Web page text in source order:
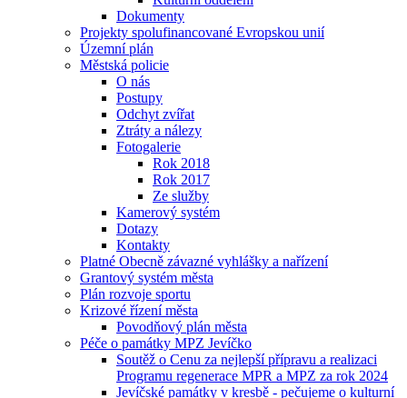
Dokumenty
Projekty spolufinancované Evropskou unií
Územní plán
Městská policie
O nás
Postupy
Odchyt zvířat
Ztráty a nálezy
Fotogalerie
Rok 2018
Rok 2017
Ze služby
Kamerový systém
Dotazy
Kontakty
Platné Obecně závazné vyhlášky a nařízení
Grantový systém města
Plán rozvoje sportu
Krizové řízení města
Povodňový plán města
Péče o památky MPZ Jevíčko
Soutěž o Cenu za nejlepší přípravu a realizaci
Programu regenerace MPR a MPZ za rok 2024
Jevíčské památky v kresbě - pečujeme o kulturní